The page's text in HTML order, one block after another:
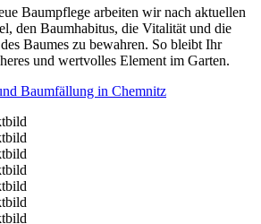
Baumpflege arbeiten wir nach aktuellen
den Baumhabitus, die Vitalität und die
Baumes zu bewahren. So bleibt Ihr
und wertvolles Element im Garten.
Baumfällung in Chemnitz